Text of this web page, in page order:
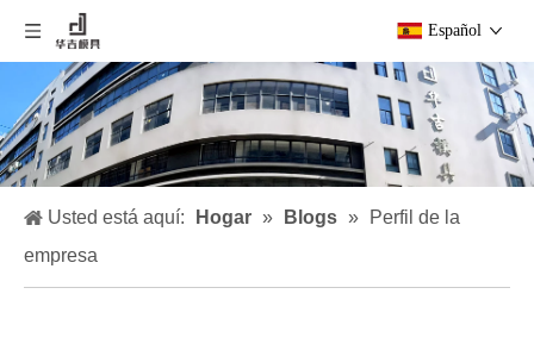
Español
Usted está aquí: Hogar » Blogs »
Perfil de la
empresa